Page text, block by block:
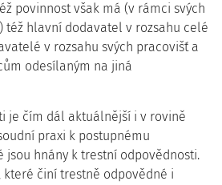
povinnost však má (v rámci svých
též hlavní dodavatel v rozsahu celé
v rozsahu svých pracovišť a
odesílaným na jiná
je čím dál aktuálnější i v rovině
praxi k postupnému
jsou hnány k trestní odpovědnosti.
které činí trestně odpovědné i